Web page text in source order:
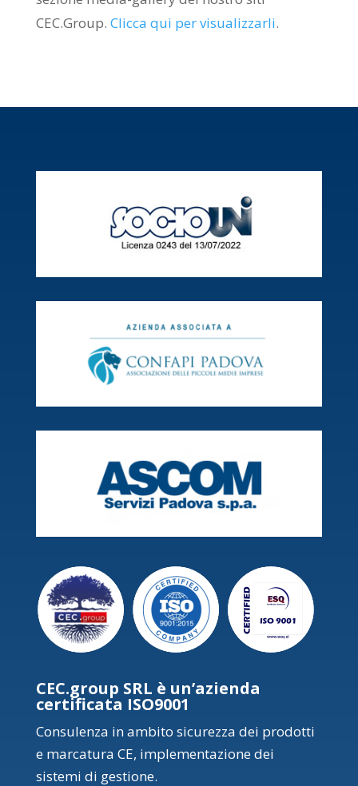
CEC.Group. Clicca qui per visualizzarli.
CEC.group SRL è un’azienda
certificata ISO9001
Consulenza in ambito sicurezza dei prodotti
e marcatura CE, implementazione dei
sistemi di gestione.